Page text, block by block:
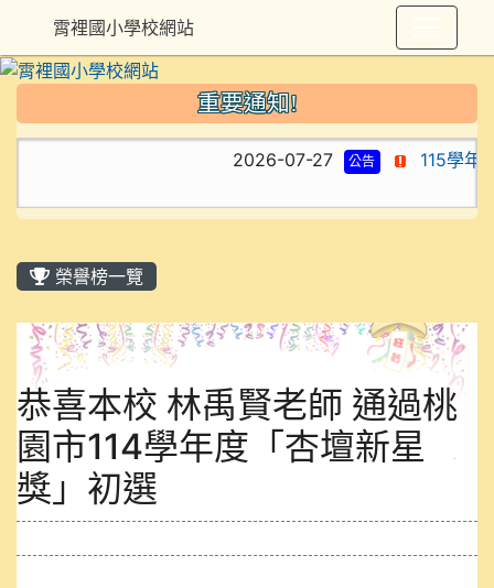
重要通知!
2026-07-27 公告 115學年
榮譽榜一覽
恭喜本校 林禹賢老師 通過桃
園市114學年度「杏壇新星
獎」初選
霄裡國小學校網站